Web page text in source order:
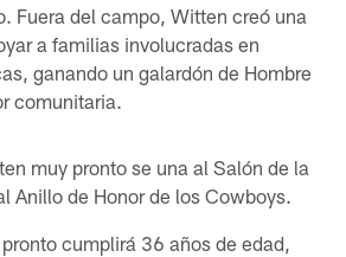
Fuera del campo, Witten creó una
a familias involucradas en
ganando un galardón de Hombre
comunitaria.
muy pronto se una al Salón de la
Anillo de Honor de los Cowboys.
cumplirá 36 años de edad,